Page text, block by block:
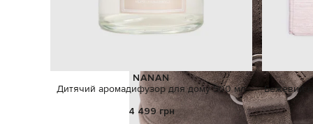
NANAN
Дитячий аромадифузор для дому 500 мл
4 499 грн
Бежевий